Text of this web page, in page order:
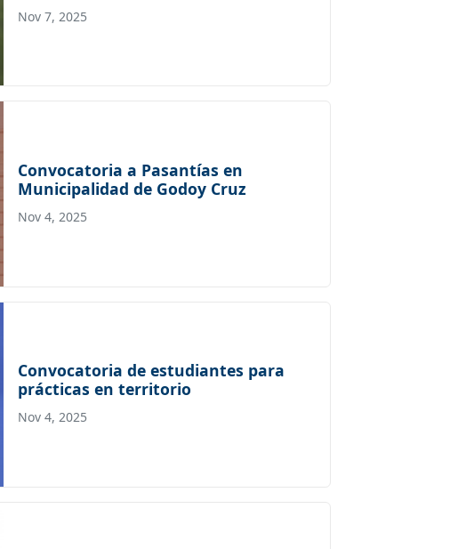
Nov 7, 2025
Convocatoria a Pasantías en
Municipalidad de Godoy Cruz
Nov 4, 2025
Convocatoria de estudiantes para
prácticas en territorio
Nov 4, 2025